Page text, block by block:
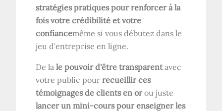
stratégies pratiques pour renforcer à la
fois votre crédibilité et votre
confiancemême si vous débutez dans le
jeu d'entreprise en ligne.
De lale pouvoir d'être transparentavec
votre public pourrecueillir ces
témoignages de clients en orou juste
lancer un mini-cours pour enseigner les